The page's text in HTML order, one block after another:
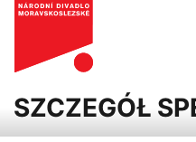
SZCZEGÓŁ